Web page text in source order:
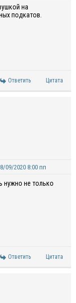
на
подкатов.
Ответить Цитата
09/2020 8:00 пп
нужно не только
Ответить Цитата